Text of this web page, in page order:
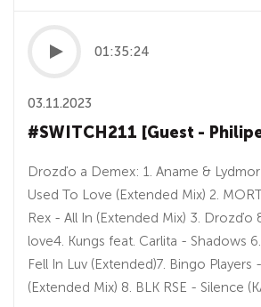
01:35:24
03.11.2023
#SWITCH211 [Guest -
Drozďo a Demex: 1. Aname &
Used To Love (Extended Mix) 2.
Rex - All In (Extended Mix) 3. Drozďo
love4. Kungs feat. Carlita - Shadows
Fell In Luv (Extended)7. Bingo Players
(Extended Mix) 8. BLK RSE - Silence